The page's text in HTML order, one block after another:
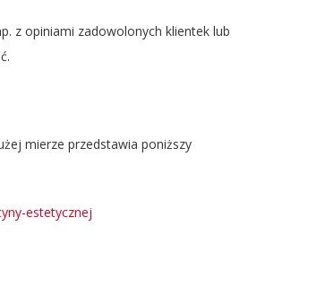
z opiniami zadowolonych klientek lub
mierze przedstawia poniższy
estetycznej